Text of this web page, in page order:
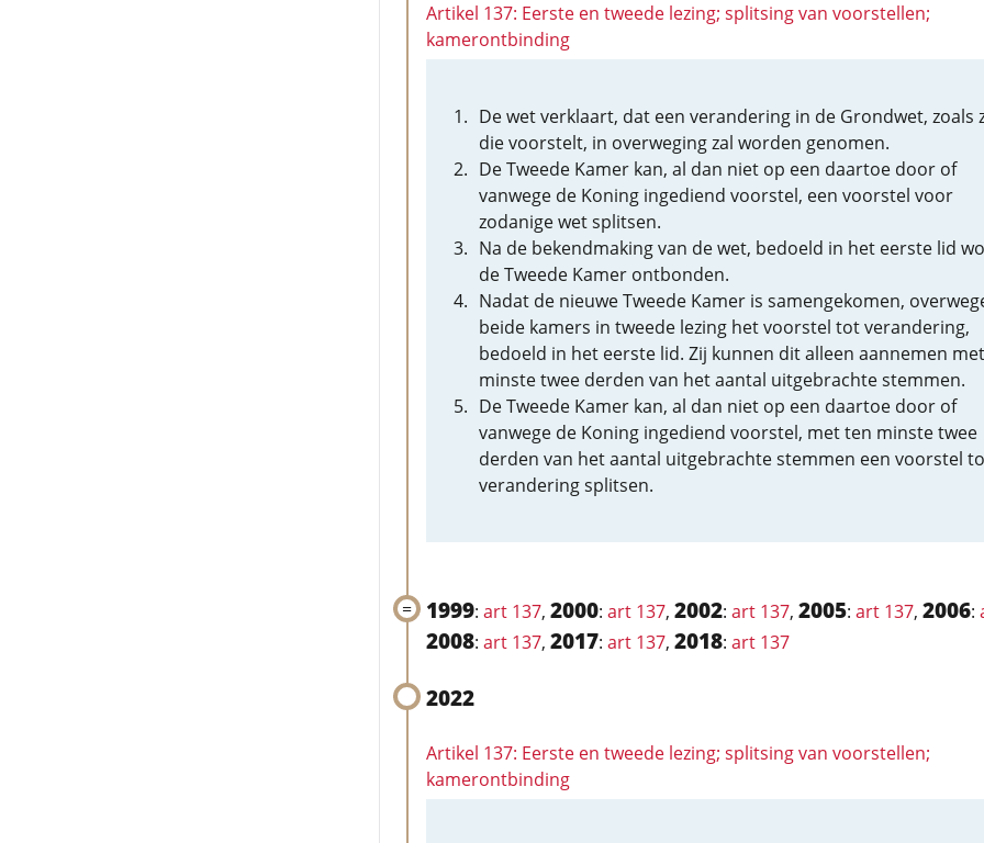
Artikel 137: Eerste en tweede lezing; splitsing van voorstellen;
kamerontbinding
De wet verklaart, dat een verandering in de Grondwet, zoals
die voorstelt, in overweging zal worden genomen.
De Tweede Kamer kan, al dan niet op een daartoe door of
vanwege de Koning ingediend voorstel, een voorstel voor
zodanige wet splitsen.
Na de bekendmaking van de wet, bedoeld in het eerste lid
de Tweede Kamer ontbonden.
Nadat de nieuwe Tweede Kamer is samengekomen,
beide kamers in tweede lezing het voorstel tot verandering,
bedoeld in het eerste lid. Zij kunnen dit alleen aannemen
minste twee derden van het aantal uitgebrachte stemmen.
De Tweede Kamer kan, al dan niet op een daartoe door of
vanwege de Koning ingediend voorstel, met ten minste twee
derden van het aantal uitgebrachte stemmen een voorstel
verandering splitsen.
1999: art 137, 2000: art 137, 2002: art 137, 2005: art 137, 2006:
2008: art 137, 2017: art 137, 2018: art 137
2022
Artikel 137: Eerste en tweede lezing; splitsing van voorstellen;
kamerontbinding